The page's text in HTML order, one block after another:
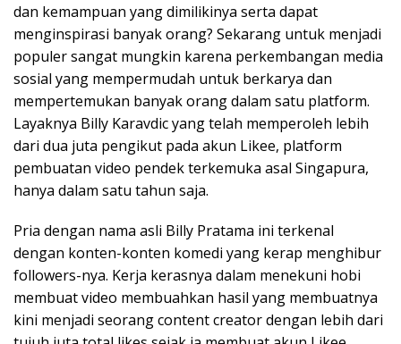
dan kemampuan yang dimilikinya serta dapat
menginspirasi banyak orang? Sekarang untuk menjadi
populer sangat mungkin karena perkembangan media
sosial yang mempermudah untuk berkarya dan
mempertemukan banyak orang dalam satu platform.
Layaknya Billy Karavdic yang telah memperoleh lebih
dari dua juta pengikut pada akun Likee, platform
pembuatan video pendek terkemuka asal Singapura,
hanya dalam satu tahun saja.
Pria dengan nama asli Billy Pratama ini terkenal
dengan konten-konten komedi yang kerap menghibur
followers-nya. Kerja kerasnya dalam menekuni hobi
membuat video membuahkan hasil yang membuatnya
kini menjadi seorang content creator dengan lebih dari